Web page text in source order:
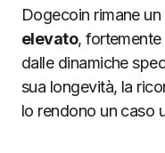
Dogecoin rimane
elevato,
dalle dinamiche
sua longevità, la
lo rendono un caso